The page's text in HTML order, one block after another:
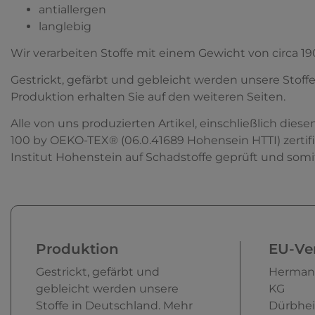
antiallergen
langlebig
Wir verarbeiten Stoffe mit einem Gewicht von circa
Gestrickt, gefärbt und gebleicht werden unsere
Produktion erhalten Sie auf den weiteren Seiten.
Alle von uns produzierten Artikel, einschließlich
100 by OEKO-TEX® (06.0.41689 Hohensein HTTI)
Institut Hohenstein auf Schadstoffe geprüft und
Produktion
Gestrickt, gefärbt und
gebleicht werden unsere
Stoffe in Deutschland. Mehr
EU-
KG